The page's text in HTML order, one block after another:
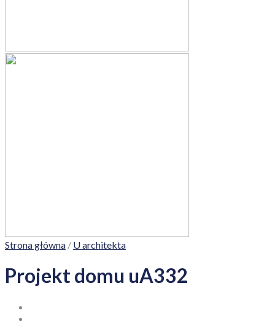
Strona główna / U architekta
Projekt domu uA332